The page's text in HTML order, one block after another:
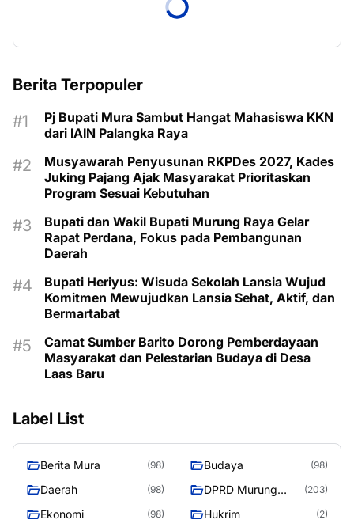
Berita Terpopuler
Pj Bupati Mura Sambut Hangat Mahasiswa KKN
dari IAIN Palangka Raya
Musyawarah Penyusunan RKPDes 2027, Kades
Juking Pajang Ajak Masyarakat Prioritaskan
Program Sesuai Kebutuhan
Bupati dan Wakil Bupati Murung Raya Gelar
Rapat Perdana, Fokus pada Pembangunan
Daerah
Bupati Heriyus: Wisuda Sekolah Lansia Wujud
Komitmen Mewujudkan Lansia Sehat, Aktif, dan
Bermartabat
Camat Sumber Barito Dorong Pemberdayaan
Masyarakat dan Pelestarian Budaya di Desa
Laas Baru
Label List
Berita Mura (98) Budaya (98)
Daerah (98)
DPRD Murung
(203)
Ekonomi (98) Hukrim (2)